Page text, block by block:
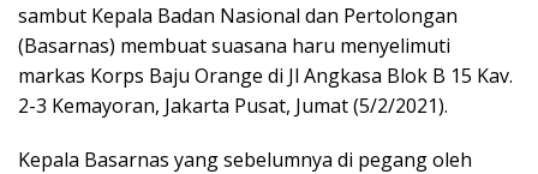
sambut Kepala Badan Nasional dan Pertolongan
(Basarnas) membuat suasana haru menyelimuti
markas Korps Baju Orange di Jl Angkasa Blok B 15 Kav.
2-3 Kemayoran, Jakarta Pusat, Jumat (5/2/2021).
Kepala Basarnas yang sebelumnya di pegang oleh